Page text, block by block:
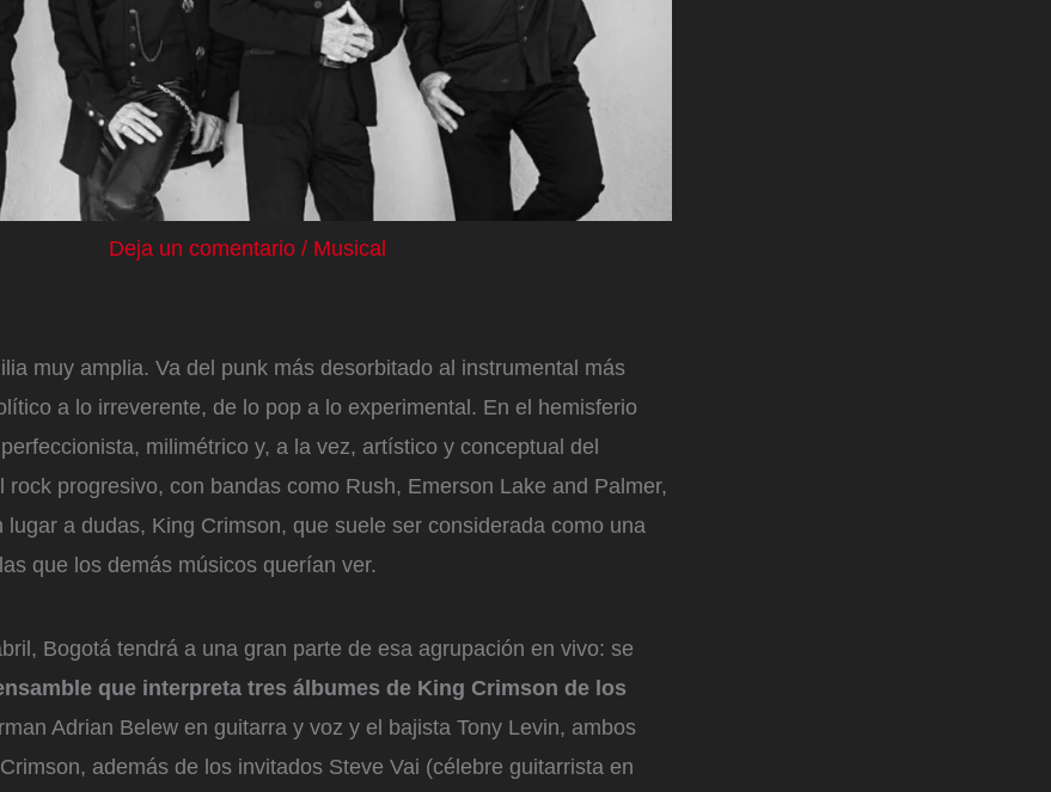
Deja un comentario / Musical
muy amplia. Va del punk más desorbitado al instrumental más
a lo irreverente, de lo pop a lo experimental. En el hemisferio
milimétrico y, a la vez, artístico y conceptual del
rock progresivo, con bandas como Rush, Emerson Lake and Palmer,
lugar a dudas, King Crimson, que suele ser considerada como una
que los demás músicos querían ver.
Bogotá tendrá a una gran parte de esa agrupación en vivo: se
que interpreta tres álbumes de King Crimson de los
Adrian Belew en guitarra y voz y el bajista Tony Levin, ambos
además de los invitados Steve Vai (célebre guitarrista en